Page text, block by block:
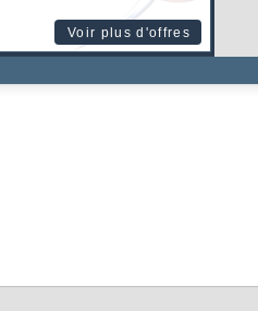
Voir plus d'offres